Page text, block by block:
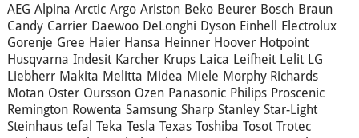
AEG Alpina Arctic Argo Ariston Beko Beurer Bosch Braun
Candy Carrier Daewoo DeLonghi Dyson Einhell
Electrolux
Gorenje Gree Haier Hansa Heinner Hoover Hotpoint
Husqvarna Indesit Karcher Krups Laica Leifheit Lelit LG
Liebherr Makita Melitta Midea Miele Morphy Richards
Motan Oster Oursson Ozen Panasonic Philips Proscenic
Remington Rowenta Samsung Sharp Stanley Star-Light
Steinhaus tefal Teka Tesla Texas Toshiba Tosot Trotec